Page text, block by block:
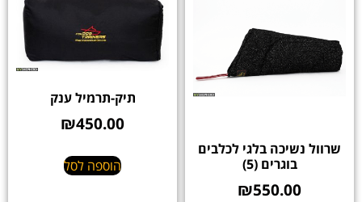
שרוול נשיכה בלגי לכלבים
בוגרים (5)
₪550.00
תיק-תרמיל ענק
₪450.00
הוספה לסל